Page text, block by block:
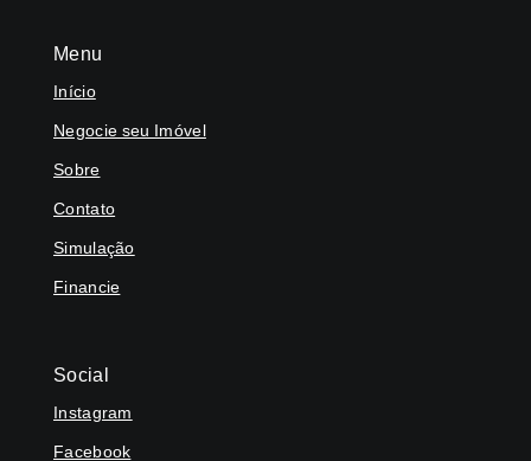
Menu
Início
Negocie seu Imóvel
Sobre
Contato
Simulação
Financie
Social
Instagram
Facebook